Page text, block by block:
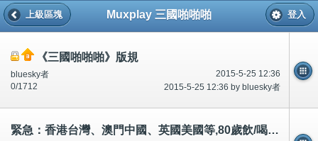
Muxplay 三國啪啪啪
上級區塊 登入
《三國啪啪啪》版規
2015-5-25 12:36
bluesky者
2015-5-25 12:36 by bluesky者
0/1712
緊急：香港台灣、澳門中國、英國美國等,80歲飲/喝8杯水?20歲40杯?